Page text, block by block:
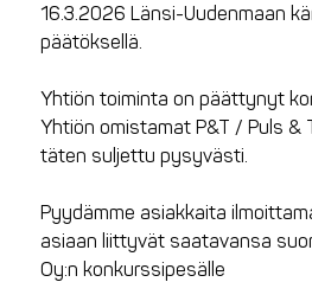
16.3.2026 Länsi-Uudenmaan
päätöksellä.
Yhtiön toiminta on päättynyt
Yhtiön omistamat P&T / Puls &
täten suljettu pysyvästi.
Pyydämme asiakkaita
asiaan liittyvät saatavansa
Oy:n konkurssipesälle